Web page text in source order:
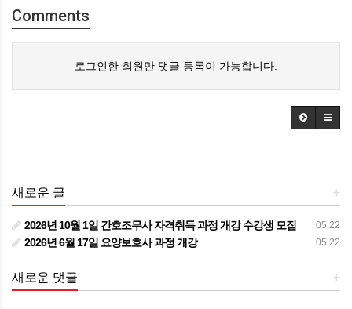
Comments
로그인한 회원만 댓글 등록이 가능합니다.
+
새로운 글
05.22
2026년 10월 1일 간호조무사 자격취득 과정 개강 수강생 모집
05.22
2026년 6월 17일 요양보호사 과정 개강
+
새로운 댓글